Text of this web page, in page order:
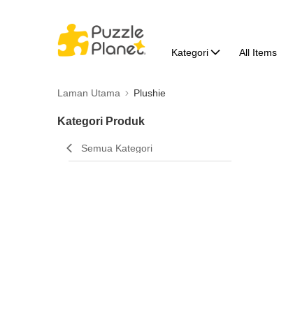
Kategori All Items
Laman Utama Plushie
Kategori Produk
Semua Kategori